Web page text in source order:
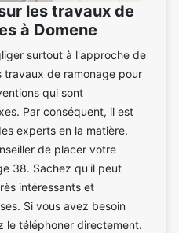
les travaux de
à Domene
surtout à l'approche de
travaux de ramonage pour
qui sont
Par conséquent, il est
experts en la matière.
de placer votre
38. Sachez qu'il peut
intéressants et
Si vous avez besoin
le téléphoner directement.